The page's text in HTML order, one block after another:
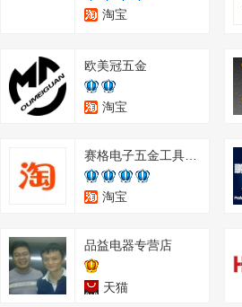
淘宝
欧美冠五金
淘宝
淘宝
品益电器专营店
天猫